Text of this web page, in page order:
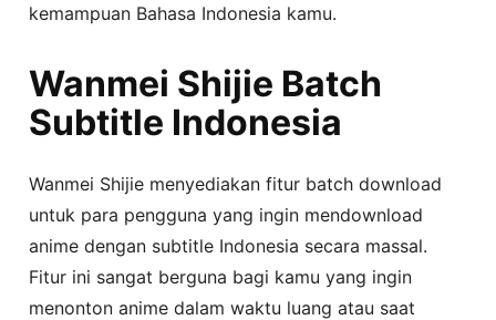
kemampuan Bahasa Indonesia kamu.
Wanmei Shijie Batch
Subtitle Indonesia
Wanmei Shijie menyediakan fitur batch download
untuk para pengguna yang ingin mendownload
anime dengan subtitle Indonesia secara massal.
Fitur ini sangat berguna bagi kamu yang ingin
menonton anime dalam waktu luang atau saat